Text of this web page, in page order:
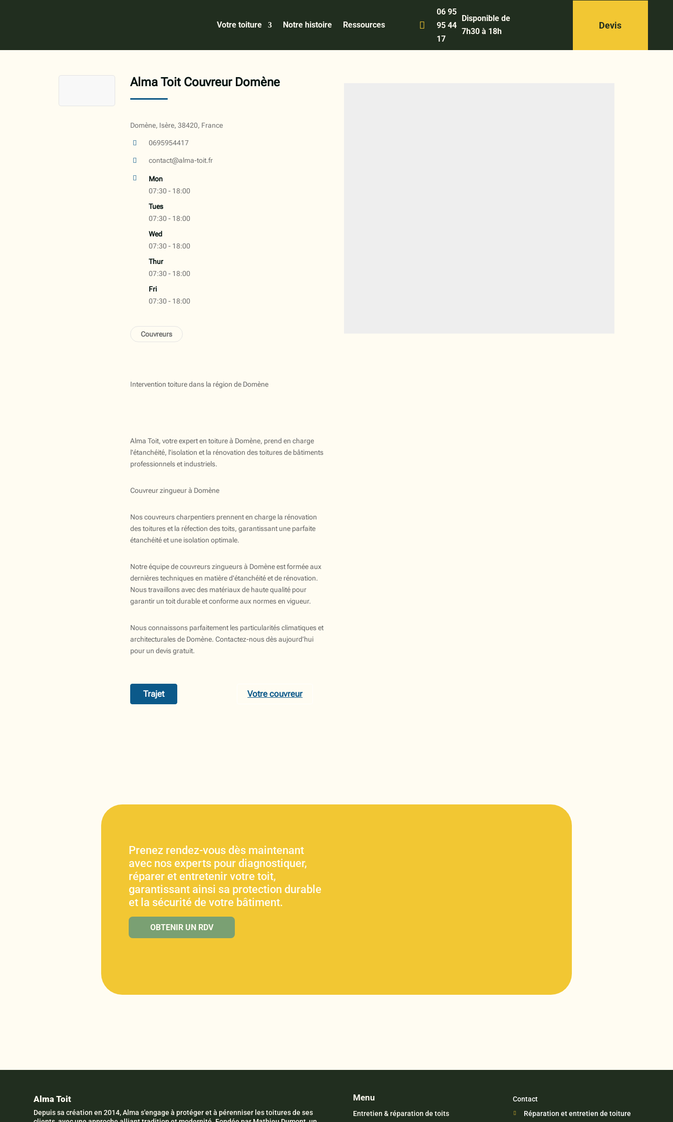
Votre toiture Notre histoire Ressources 
06 95
95 44
17
Disponible de
7h30 à 18h
Devis
Alma Toit Couvreur Domène
Domène, Isère, 38420, France
0695954417
contact@alma-toit.fr
Mon
07:30 - 18:00
Tues
07:30 - 18:00
Wed
07:30 - 18:00
Thur
07:30 - 18:00
Fri
07:30 - 18:00
Couvreurs
Intervention toiture dans la région de Domène
Alma Toit, votre expert en toiture à Domène, prend en charge
l'étanchéité, l'isolation et la rénovation des toitures de bâtiments
professionnels et industriels.
Couvreur zingueur à Domène
Nos couvreurs charpentiers prennent en charge la rénovation
des toitures et la réfection des toits, garantissant une parfaite
étanchéité et une isolation optimale.
Notre équipe de couvreurs zingueurs à Domène est formée aux
dernières techniques en matière d'étanchéité et de rénovation.
Nous travaillons avec des matériaux de haute qualité pour
garantir un toit durable et conforme aux normes en vigueur.
Nous connaissons parfaitement les particularités climatiques et
architecturales de Domène. Contactez-nous dès aujourd’hui
pour un devis gratuit.
Trajet Votre couvreur
Prenez rendez-vous dès maintenant
avec nos experts pour diagnostiquer,
réparer et entretenir votre toit,
garantissant ainsi sa protection durable
et la sécurité de votre bâtiment.
OBTENIR UN RDV
Alma Toit
Depuis sa création en 2014, Alma s'engage à protéger et à pérenniser les toitures de ses
Menu
Entretien & réparation de toits
Contact

Réparation et entretien de toiture